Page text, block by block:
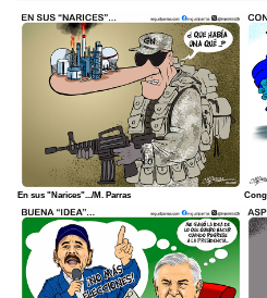
En sus "Narices".../M. Parras